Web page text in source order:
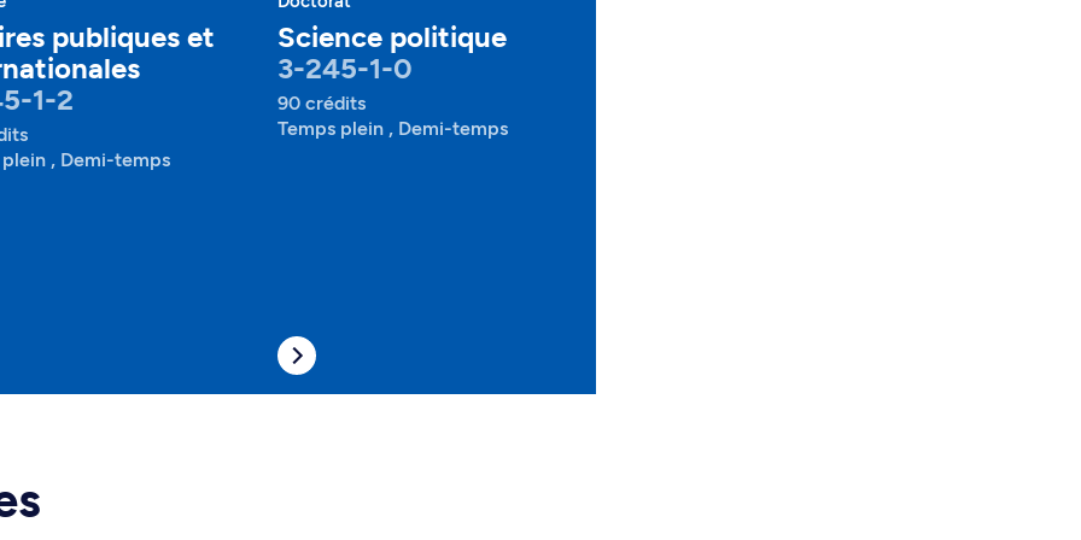
publiques et
1-2
plein , Demi-temps
Science politique
3-245-1-0
90 crédits
Temps plein , Demi-temps